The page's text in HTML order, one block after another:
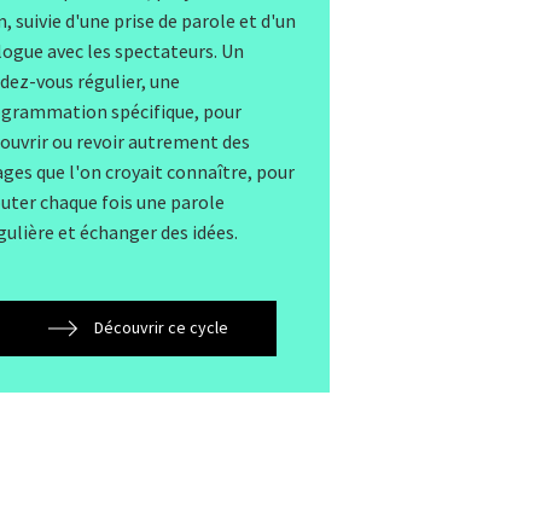
suivie d'une prise de parole et d'un
avec les spectateurs. Un
vous régulier, une
spécifique, pour
ou revoir autrement des
que l'on croyait connaître, pour
chaque fois une parole
et échanger des idées.
Découvrir ce cycle